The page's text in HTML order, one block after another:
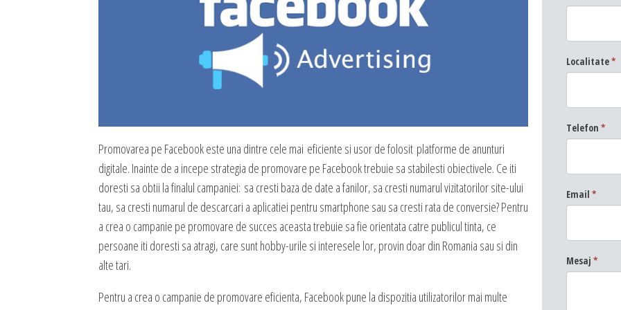
dezvoltarea unei afaceri online,
detalii care probabil ti-au scapat,
Promovarea pe Facebook este una dintre cele mai eficiente si usor de folosit platforme de anunturi
digitale. Inainte de a incepe strategia de promovare pe Facebook trebuie sa stabilesti obiectivele. Ce iti
doresti sa obtii la finalul campaniei: sa cresti baza de date a fanilor, sa cresti numarul vizitatorilor site-ului
tau, sa cresti numarul de descarcari a aplicatiei pentru smartphone sau sa cresti rata de conversie? Pentru
a crea o campanie pe promovare de succes aceasta trebuie sa fie orientata catre publicul tinta, ce
persoane iti doresti sa atragi, care sunt hobby-urile si interesele lor, provin doar din Romania sau si din
alte tari.
Pentru a crea o campanie de promovare eficienta, Facebook pune la dispozitia utilizatorilor mai multe
Localitate*
Telefon *
Email *
Mesaj *